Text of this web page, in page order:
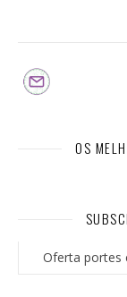
OS
Oferta portes